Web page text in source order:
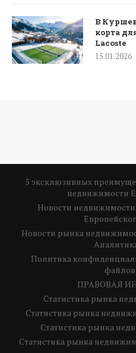
В
корта
Lacoste
15.01.2026
5 эксклюзивных
недвижимости
Новости недвижимости
Новости рынка
Политика
ПРАВОВАЯ
Статистика рынка
Статистика рынка
Статистика рынка
Статистика рынка